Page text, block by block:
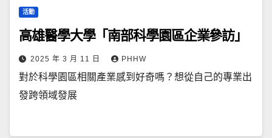
活動
高雄醫學大學「南部科學園區企業參訪」
2025 年 3 月 11 日 PHHW
對於科學園區相關產業感到好奇嗎？想從自己的專業出
發跨領域發展